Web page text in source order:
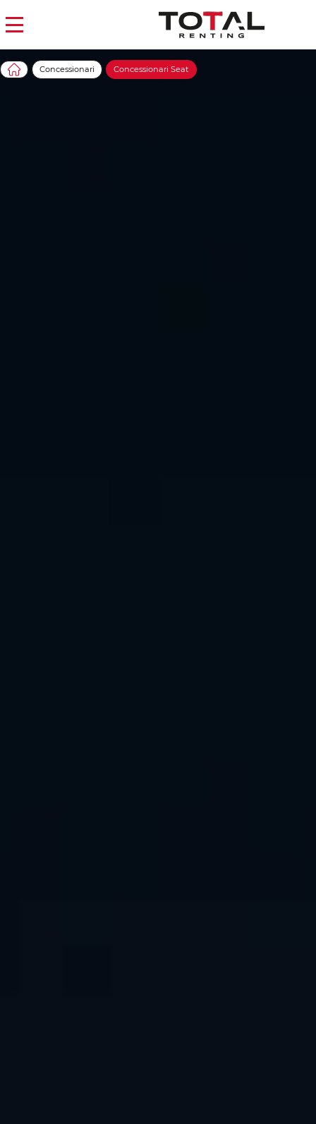
Concessionari Concessionari Seat